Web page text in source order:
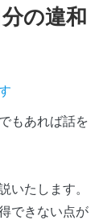
の違和
もあれば話を
いたします。
できない点が